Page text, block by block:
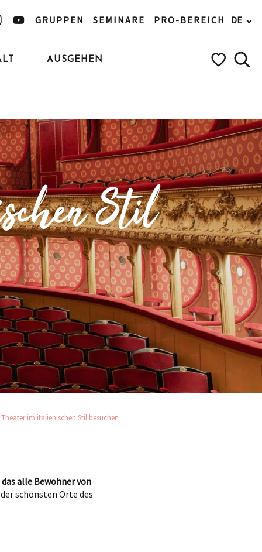
GRUPPEN SEMINARE PRO-BEREICH DE
AUSGEHEN
Stil
im italienischen Stil besuchen
alle Bewohner von
schönsten Orte des